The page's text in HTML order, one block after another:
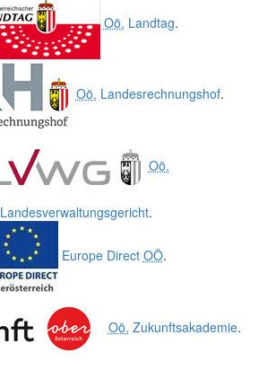
Oö. Landtag.
Oö. Landesrechnungshof.
Oö.
Landesverwaltungsgericht.
Europe Direct OÖ.
Oö. Zukunftsakademie.